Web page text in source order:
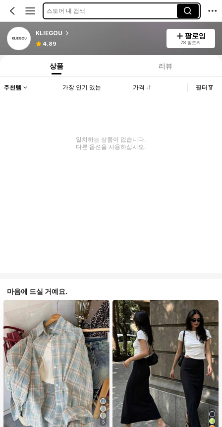
스토어 내 검색
KLIEGOU
4.89
팔로잉
28 팔로워
상품 리뷰
추천템 가장 인기 있는 가격 필터
일치하는 상품이 없습니다.
다른 옵션을 사용하십시오.
마음에 드실 거예요.
5